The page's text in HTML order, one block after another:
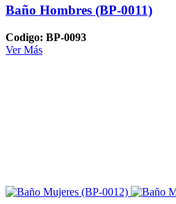
Baño Hombres (BP-0011)
Codigo: BP-0093
Ver Más